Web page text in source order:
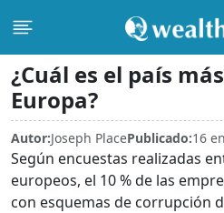
¿Cuál es el país
Europa?
Autor:Joseph PlacePublicado:16
Según encuestas realizadas
europeos, el 10 % de las
con esquemas de corrupción